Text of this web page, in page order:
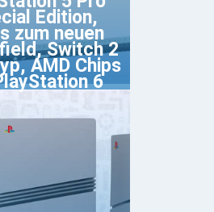
Edition,
zum neuen
Switch 2
AMD Chips
6